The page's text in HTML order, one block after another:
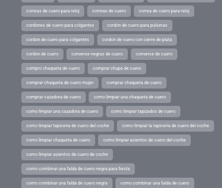
correas de cuero para reloj correas de cuero correa de cuero para reloj
cordones de cuero para colgantes cordon de cuero para pulseras
cordon de cuero para colgantes cordon de cuero con cierre de plata
cordon de cuero converse negras de cuero converse de cuero
compro chaqueta de cuero comprar chupa de cuero
comprar chaqueta de cuero mujer comprar chaqueta de cuero
comprar cazadora de cuero como limpiar una chaqueta de cuero
como limpiar una cazadora de cuero como limpiar tapizados de cuero
como limpiar tapiceria de cuero del coche como limpiar la tapiceria de cuero del coche
como limpiar chaqueta de cuero como limpiar asientos de cuero del coche
como limpiar asientos de cuero de coche
como combinar una falda de cuero negra para fiesta
como combinar una falda de cuero negra como combinar una falda de cuero